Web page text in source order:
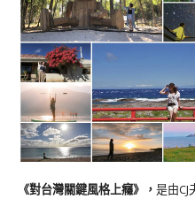
《對台灣關鍵風格上癮》 ， 是由